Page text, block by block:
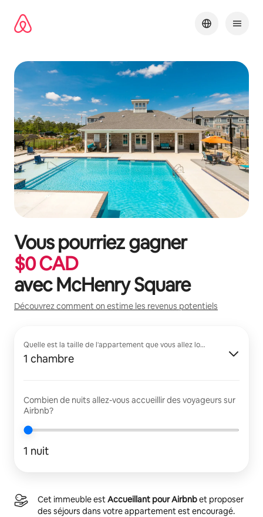
directement
Vous pourriez gagner
$0CAD
avecMcHenry Square
Découvrez comment on estime les revenus potentiels
Quelle est la taille de l'appartement que vous allez louer?
1 chambre
Combien de nuits allez-vous accueillir des voyageurs sur
Airbnb?
1 nuit
Cet immeuble estAccueillant pour Airbnbet proposer
des séjours dans votre appartement est encouragé.